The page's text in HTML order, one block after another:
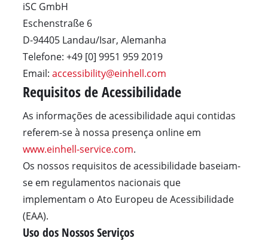
iSC GmbH
Eschenstraße 6
D-94405 Landau/Isar, Alemanha
Telefone: +49 [0] 9951 959 2019
Email: accessibility@einhell.com
Requisitos de Acessibilidade
As informações de acessibilidade aqui contidas
referem-se à nossa presença online em
www.einhell-service.com.
Os nossos requisitos de acessibilidade baseiam-
se em regulamentos nacionais que
implementam o Ato Europeu de Acessibilidade
(EAA).
Uso dos Nossos Serviços